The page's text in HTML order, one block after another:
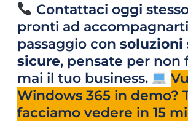
Contattaci oggi
pronti ad
passaggio con soluzioni
sicure, pensate per non
mai il tuo business.
Windows 365 in demo?
facciamo vedere in 15